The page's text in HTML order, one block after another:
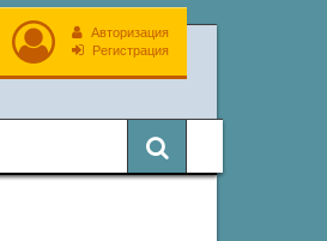
Авторизация
Регистрация